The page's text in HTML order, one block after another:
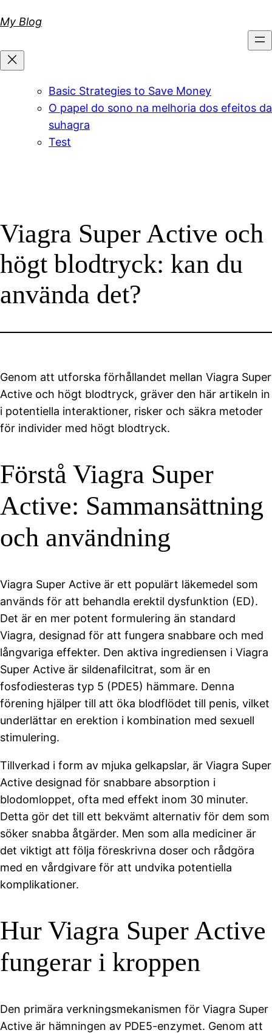
to
My Blog
Basic Strategies to Save Money
O papel do sono na melhoria dos efeitos da
suhagra
Test
Viagra Super Active och
högt blodtryck: kan du
använda det?
Genom att utforska förhållandet mellan Viagra Super
Active och högt blodtryck, gräver den här artikeln in
i potentiella interaktioner, risker och säkra metoder
för individer med högt blodtryck.
Förstå Viagra Super
Active: Sammansättning
och användning
Viagra Super Active är ett populärt läkemedel som
används för att behandla erektil dysfunktion (ED).
Det är en mer potent formulering än standard
Viagra, designad för att fungera snabbare och med
långvariga effekter. Den aktiva ingrediensen i Viagra
Super Active är sildenafilcitrat, som är en
fosfodiesteras typ 5 (PDE5) hämmare. Denna
förening hjälper till att öka blodflödet till penis, vilket
underlättar en erektion i kombination med sexuell
stimulering.
Tillverkad i form av mjuka gelkapslar, är Viagra Super
Active designad för snabbare absorption i
blodomloppet, ofta med effekt inom 30 minuter.
Detta gör det till ett bekvämt alternativ för dem som
söker snabba åtgärder. Men som alla mediciner är
det viktigt att följa föreskrivna doser och rådgöra
med en vårdgivare för att undvika potentiella
komplikationer.
Hur Viagra Super Active
fungerar i kroppen
Den primära verkningsmekanismen för Viagra Super
Active är hämningen av PDE5-enzymet. Genom att